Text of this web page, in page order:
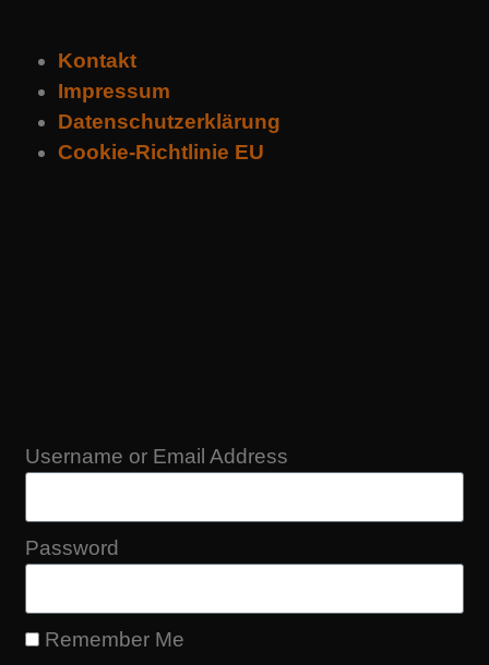
Kontakt
Impressum
Datenschutzerklärung
Cookie-Richtlinie EU
Username or Email Address
Password
Remember Me